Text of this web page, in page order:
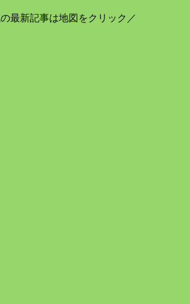
最新記事は地図をクリック／